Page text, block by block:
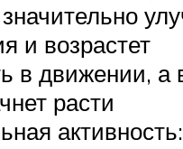
и возрастет
в движении, а
расти
активность: